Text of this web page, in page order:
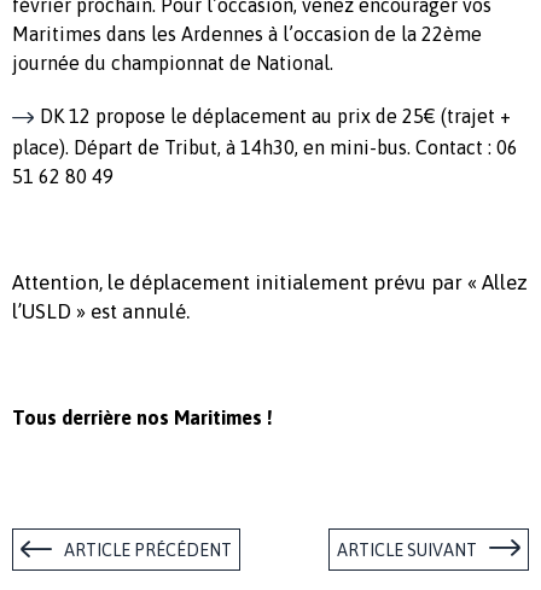
février prochain. Pour l’occasion, venez encourager vos
Maritimes dans les Ardennes à l’occasion de la 22ème
journée du championnat de National.
DK 12 propose le déplacement au prix de 25€ (trajet +
place). Départ de Tribut, à 14h30, en mini-bus. Contact : 06
51 62 80 49
Attention, le déplacement initialement prévu par « Allez
l’USLD » est annulé.
Tous derrière nos Maritimes !
ARTICLE PRÉCÉDENT ARTICLE SUIVANT